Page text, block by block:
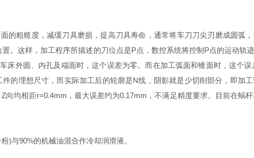
粗糙度，减缓刀具磨损，提高刀具寿命，通常将车刀刀尖刃磨成圆弧，
。这样，加工程序所描述的刀位点是P点，数控系统将控制P点的运动轨
床外圆、内孔及端面时，这个误差为零。而在加工弧面和锥面时，这个误
的理想尺寸，而实际加工后的轮廓是N线，阴影就是少切削部分，即加
均相距r=0.4mm，最大误差约为0.17mm，不满足精度要求。目前在蜗
与90%的机械油混合作冷却润滑液。